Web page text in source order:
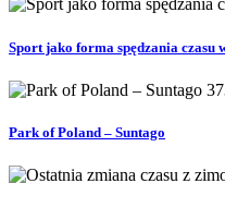
Sport jako forma spędzania czasu
Park of Poland – Suntago